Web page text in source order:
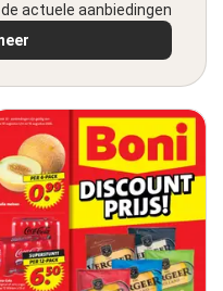
actuele aanbiedingen